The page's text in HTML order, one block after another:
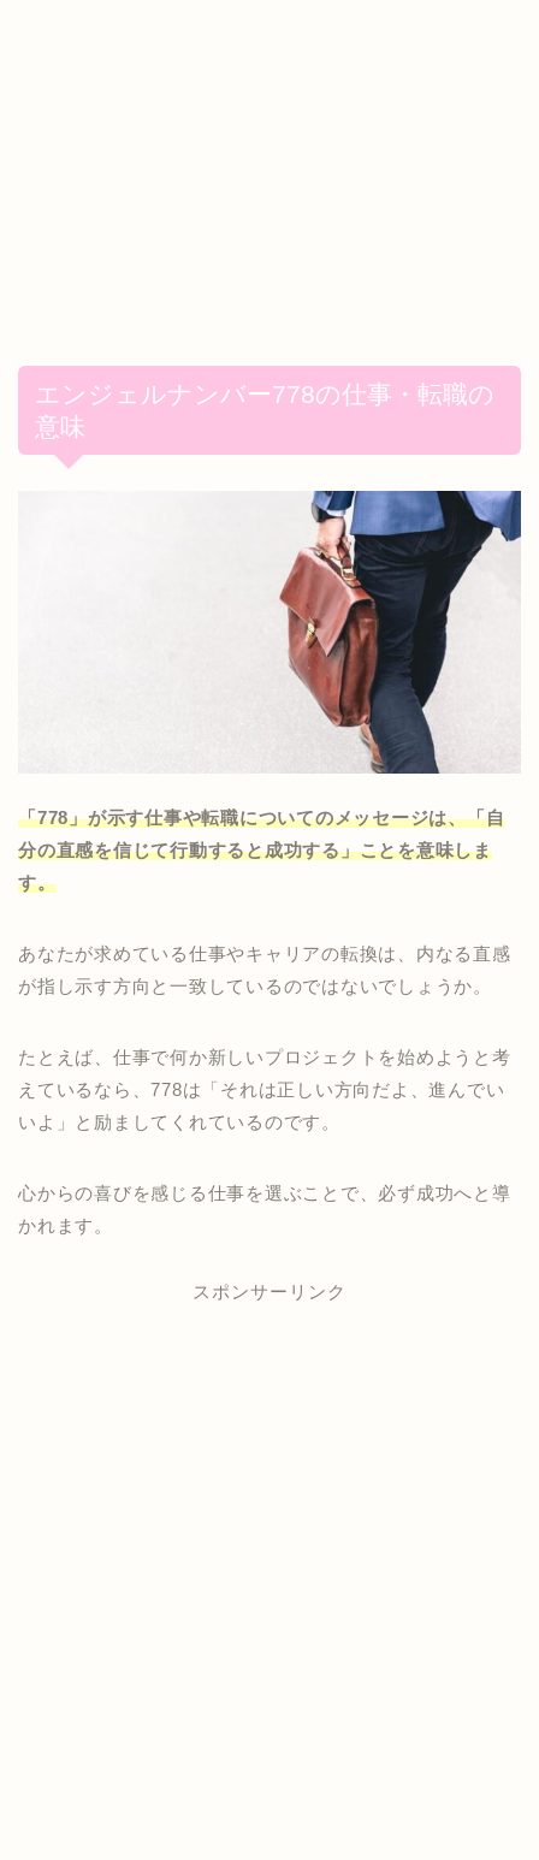
エンジェルナンバー778の仕事・転職の
意味
「778」が示す仕事や転職についてのメッセージは、「自
分の直感を信じて行動すると成功する」ことを意味しま
す。
あなたが求めている仕事やキャリアの転換は、内なる直感
が指し示す方向と一致しているのではないでしょうか。
たとえば、仕事で何か新しいプロジェクトを始めようと考
えているなら、778は「それは正しい方向だよ、進んでい
いよ」と励ましてくれているのです。
心からの喜びを感じる仕事を選ぶことで、必ず成功へと導
かれます。
スポンサーリンク